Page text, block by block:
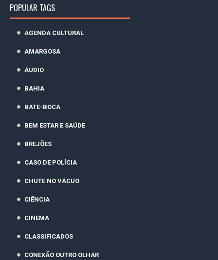
POPULAR TAGS
AGENDA CULTURAL
AMARGOSA
ÁUDIO
BAHIA
BATE-BOCA
BEM ESTAR E SAÚDE
BREJÕES
CASO DE POLÍCIA
CHUTE NO VÁCUO
CIÊNCIA
CINEMA
CLASSIFICADOS
CONEXÃO OUTRO OLHAR